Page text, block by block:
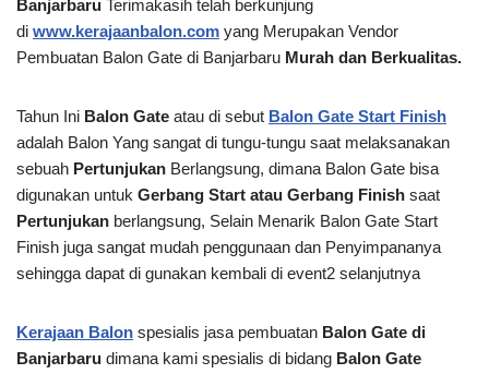
Banjarbaru Terimakasih telah berkunjung
di www.kerajaanbalon.com yang Merupakan Vendor
Pembuatan Balon Gate di Banjarbaru Murah dan Berkualitas.
Tahun Ini Balon Gate atau di sebut Balon Gate Start Finish
adalah Balon Yang sangat di tungu-tungu saat melaksanakan
sebuah Pertunjukan Berlangsung, dimana Balon Gate bisa
digunakan untuk Gerbang Start atau Gerbang Finish saat
Pertunjukan berlangsung, Selain Menarik Balon Gate Start
Finish juga sangat mudah penggunaan dan Penyimpananya
sehingga dapat di gunakan kembali di event2 selanjutnya
Kerajaan Balon spesialis jasa pembuatan Balon Gate di
Banjarbaru dimana kami spesialis di bidang Balon Gate